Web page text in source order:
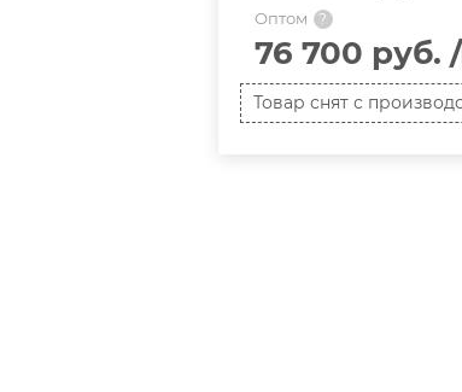
Оптом ?
76 700 руб.
Товар снят с